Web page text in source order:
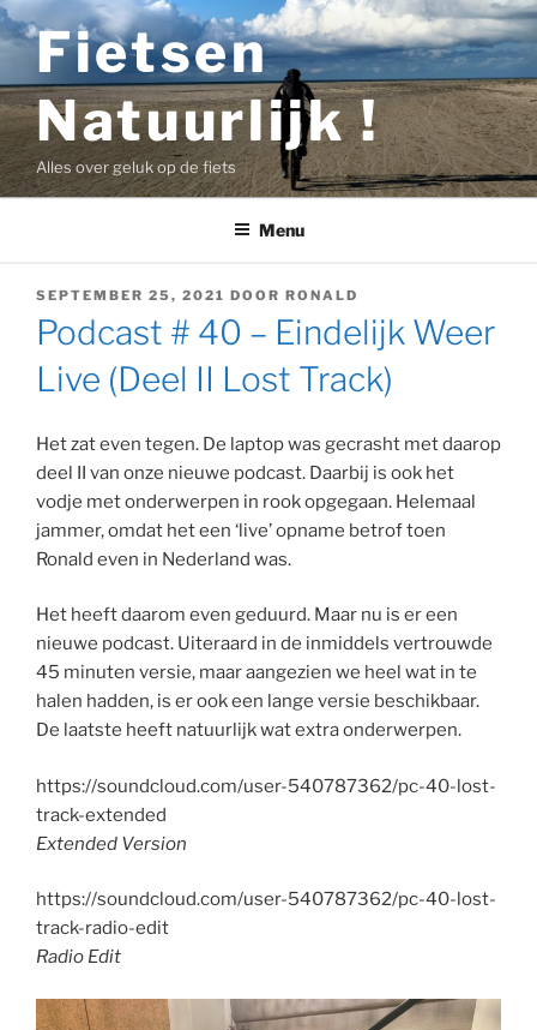
Ga
naar
inhoud
Fietsen
Natuurlijk !
Alles over geluk op de fiets
Menu
GEPLAATST
OP
SEPTEMBER 25, 2021 DOOR RONALD
Podcast # 40 – Eindelijk Weer
Live (Deel II Lost Track)
Het zat even tegen. De laptop was gecrasht met daarop
deel II van onze nieuwe podcast. Daarbij is ook het
vodje met onderwerpen in rook opgegaan. Helemaal
jammer, omdat het een ‘live’ opname betrof toen
Ronald even in Nederland was.
Het heeft daarom even geduurd. Maar nu is er een
nieuwe podcast. Uiteraard in de inmiddels vertrouwde
45 minuten versie, maar aangezien we heel wat in te
halen hadden, is er ook een lange versie beschikbaar.
De laatste heeft natuurlijk wat extra onderwerpen.
https://soundcloud.com/user-540787362/pc-40-lost-
track-extended
Extended Version
https://soundcloud.com/user-540787362/pc-40-lost-
track-radio-edit
Radio Edit